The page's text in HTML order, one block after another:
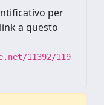
per
a questo
11392/119